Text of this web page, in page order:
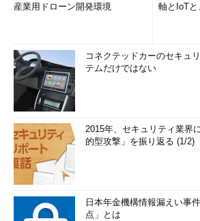
産業用ドローン開発環境
軸とIoTと
コネクテッドカーのセキュ
テムだけではない
2015年、セキュリティ業界
的型攻撃」を振り返る (1/2)
日本年金機構情報漏えい事
点」とは